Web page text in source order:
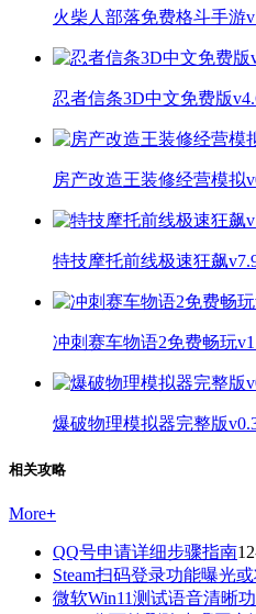
火柴人部落免费格斗手游
忍者信条3D中文免费版
房产改造王装修经营模拟
特技摩托前线极速狂飙
冲刺赛车物语2免费畅玩
爆破物理模拟器完整版
相关攻略
More+
QQ号申请详细步骤指南
Steam扫码登录功能曝光
微软Win11测试语音清晰